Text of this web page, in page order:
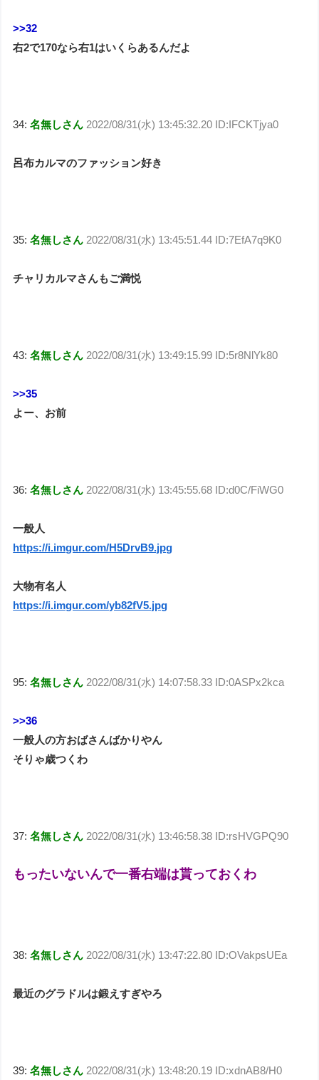
>>32
右2で170なら右1はいくらあるんだよ
34:名無しさん 2022/08/31(水) 13:45:32.20 ID:IFCKTjya0
呂布カルマのファッション好き
35:名無しさん 2022/08/31(水) 13:45:51.44 ID:7EfA7q9K0
チャリカルマさんもご満悦
43:名無しさん 2022/08/31(水) 13:49:15.99 ID:5r8NlYk80
>>35
よー、お前
36:名無しさん 2022/08/31(水) 13:45:55.68 ID:d0C/FiWG0
一般人
https://i.imgur.com/H5DrvB9.jpg
大物有名人
https://i.imgur.com/yb82fV5.jpg
95:名無しさん 2022/08/31(水) 14:07:58.33 ID:0ASPx2kca
>>36
一般人の方おばさんばかりやん
そりゃ歳つくわ
37:名無しさん 2022/08/31(水) 13:46:58.38 ID:rsHVGPQ90
もったいないんで一番右端は貰っておくわ
38:名無しさん 2022/08/31(水) 13:47:22.80 ID:OVakpsUEa
最近のグラドルは鍛えすぎやろ
39:名無しさん 2022/08/31(水) 13:48:20.19 ID:xdnAB8/H0